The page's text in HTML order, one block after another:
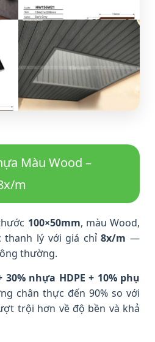
Màu Wood –
m
100×50mm, màu Wood,
thanh lý với giá chỉ8x/m —
thường.
30% nhựa HDPE + 10% phụ
chân thực đến 90% so với
trội hơn về độ bền và khả